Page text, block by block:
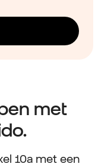
met
10a met een